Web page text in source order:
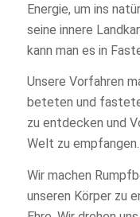
Energie, um ins
seine innere
kann man es in
Unsere Vorfahren
beteten und
zu entdecken und
Welt zu empfangen.
Wir machen
unseren Körper zu